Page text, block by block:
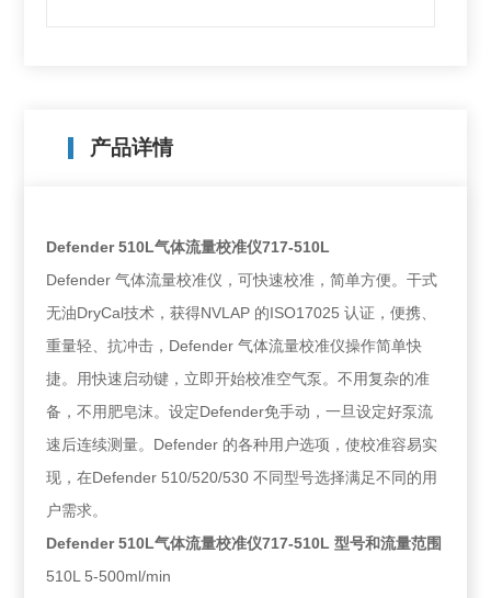
产品详情
Defender 510L气体流量校准仪717-510L
Defender 气体流量校准仪，可快速校准，简单方便。干式
无油DryCal技术，获得NVLAP 的ISO17025 认证，便携、
重量轻、抗冲击，Defender 气体流量校准仪操作简单快
捷。用快速启动键，立即开始校准空气泵。不用复杂的准
备，不用肥皂沫。设定Defender免手动，一旦设定好泵流
速后连续测量。Defender 的各种用户选项，使校准容易实
现，在Defender 510/520/530 不同型号选择满足不同的用
户需求。
Defender 510L气体流量校准仪717-510L 型号和流量范围
510L 5-500ml/min